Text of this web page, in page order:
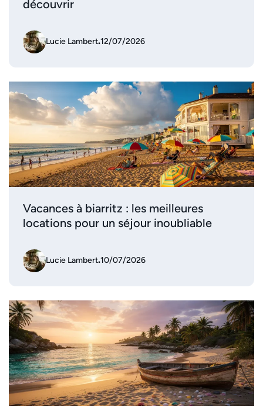
découvrir
Lucie Lambert.12/07/2026
Vacances à biarritz : les meilleures
locations pour un séjour inoubliable
Lucie Lambert.10/07/2026